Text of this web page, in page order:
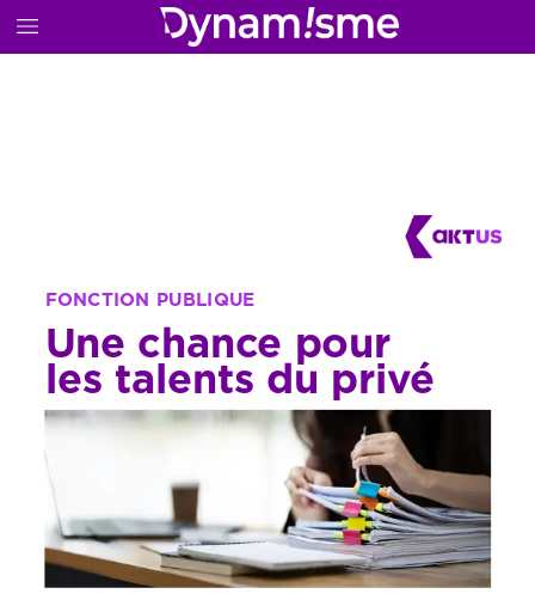
Une chance pour
les talents du privé
FONCTION PUBLIQUE